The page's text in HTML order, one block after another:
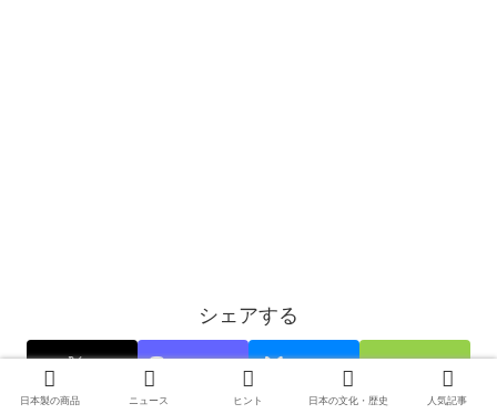
シェアする
X Mastodon Bluesky Misskey
日本製の商品 ニュース ヒント 日本の文化・歴史 人気記事